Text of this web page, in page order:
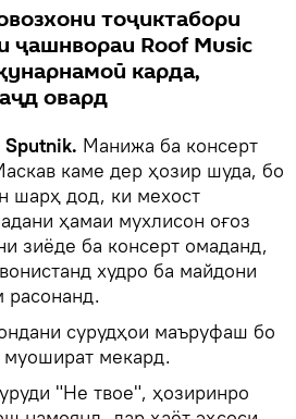
тоҷиктабори
ҷашнвораи Roof Music
карда,
овард
Манижа ба консерт
каме дер ҳозир шуда, бо
шарҳ дод, ки мехост
ҳамаи мухлисон оғоз
зиёде ба консерт омаданд,
худро ба майдони
расонанд.
сурудҳои маъруфаш бо
мекард.
"Не твое", ҳозиринро